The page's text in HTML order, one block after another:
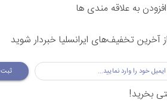
افزودن به علاقه مندی ها
از آخرین تخفیف‌های ایرانسلیا خبردار شوید
ثبت
بخرید!